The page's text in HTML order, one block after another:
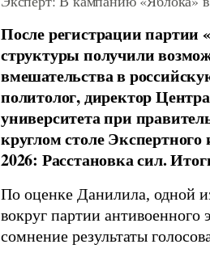
После регистрации партии
структуры получили
вмешательства в
политолог, директор
университета при
круглом столе
2026: Расстановка сил.
По оценке Данилила, одной
вокруг партии
сомнение результаты